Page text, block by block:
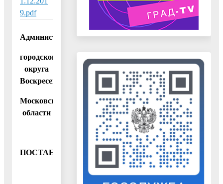
9.pdf
Администрация
городского
округа
Воскресенск
Московской
области
ПОСТАНОВЛЕНИЕ